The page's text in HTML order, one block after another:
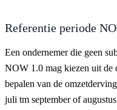
Referentie periode
Een ondernemer die geen
NOW 1.0 mag kiezen uit de
bepalen van de
juli tm september of